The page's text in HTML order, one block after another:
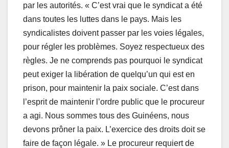
par les autorités. « C’est vrai que le syndicat a été
dans toutes les luttes dans le pays. Mais les
syndicalistes doivent passer par les voies légales,
pour régler les problèmes. Soyez respectueux des
règles. Je ne comprends pas pourquoi le syndicat
peut exiger la libération de quelqu’un qui est en
prison, pour maintenir la paix sociale. C’est dans
l’esprit de maintenir l’ordre public que le procureur
a agi. Nous sommes tous des Guinéens, nous
devons prôner la paix. L’exercice des droits doit se
faire de façon légale. » Le procureur requiert de